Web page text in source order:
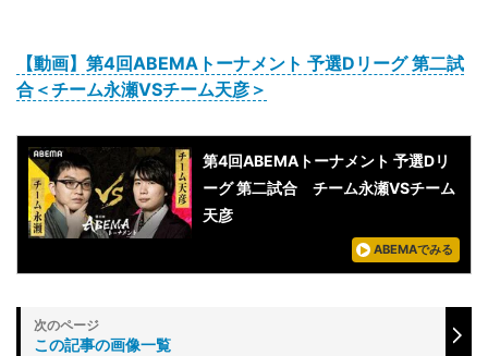
【動画】第4回ABEMAトーナメント 予選Dリーグ 第二試
合＜チーム永瀬VSチーム天彦＞
第4回ABEMAトーナメント 予選Dリ
ーグ 第二試合 チーム永瀬VSチーム
天彦
ABEMAでみる
この記事の画像一覧